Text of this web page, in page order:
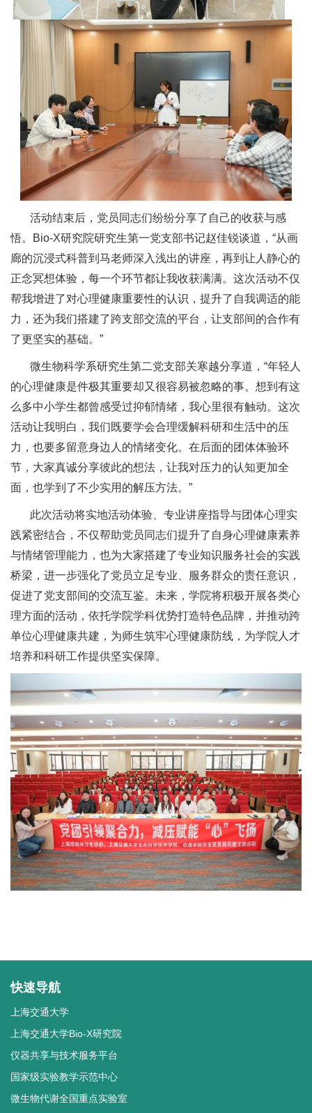
活动结束后，党员同志们纷纷分享了自己的收获与感
悟。Bio-X研究院研究生第一党支部书记赵佳锐谈道，“从画
廊的沉浸式科普到马老师深入浅出的讲座，再到让人静心的
正念冥想体验，每一个环节都让我收获满满。这次活动不仅
帮我增进了对心理健康重要性的认识，提升了自我调适的能
力，还为我们搭建了跨支部交流的平台，让支部间的合作有
了更坚实的基础。”
微生物科学系研究生第二党支部关寒越分享道，“年轻人
的心理健康是件极其重要却又很容易被忽略的事。想到有这
么多中小学生都曾感受过抑郁情绪，我心里很有触动。这次
活动让我明白，我们既要学会合理缓解科研和生活中的压
力，也要多留意身边人的情绪变化。在后面的团体体验环
节，大家真诚分享彼此的想法，让我对压力的认知更加全
面，也学到了不少实用的解压方法。”
此次活动将实地活动体验、专业讲座指导与团体心理实
践紧密结合，不仅帮助党员同志们提升了自身心理健康素养
与情绪管理能力，也为大家搭建了专业知识服务社会的实践
桥梁，进一步强化了党员立足专业、服务群众的责任意识，
促进了党支部间的交流互鉴。未来，学院将积极开展各类心
理方面的活动，依托学院学科优势打造特色品牌，并推动跨
单位心理健康共建，为师生筑牢心理健康防线，为学院人才
培养和科研工作提供坚实保障。​
快速导航
上海交通大学
上海交通大学Bio-X研究院
仪器共享与技术服务平台
国家级实验教学示范中心
微生物代谢全国重点实验室